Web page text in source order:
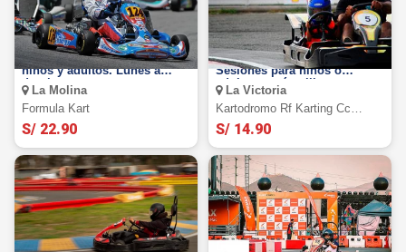
Fórmula Kart: Sesiones para
niños y adultos. Lunes a
domingo
La Molina
Formula Kart
S/ 22.90
RF Karting La Victoria:
Sesiones para niños o
adultos según elijas
La Victoria
Kartodromo Rf Karting Cc
Gama
S/ 14.90